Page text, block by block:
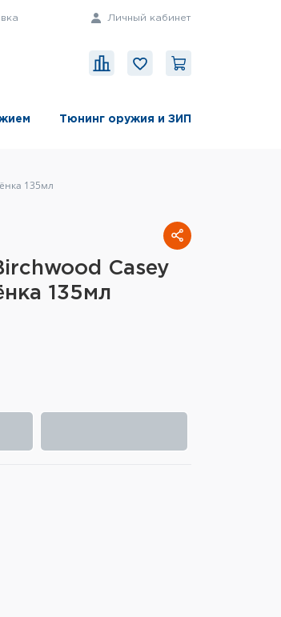
Личный кабинет
Тюнинг оружия и ЗИП
135мл
Casey
135мл